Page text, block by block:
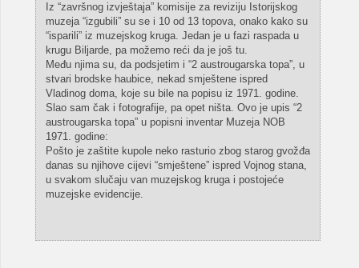
Iz “završnog izvještaja” komisije za reviziju Istorijskog
muzeja “izgubili” su se i 10 od 13 topova, onako kako su
“isparili” iz muzejskog kruga. Jedan je u fazi raspada u
krugu Biljarde, pa možemo reći da je još tu.
Među njima su, da podsjetim i “2 austrougarska topa”, u
stvari brodske haubice, nekad smještene ispred
Vladinog doma, koje su bile na popisu iz 1971. godine.
Slao sam čak i fotografije, pa opet ništa. Ovo je upis “2
austrougarska topa” u popisni inventar Muzeja NOB
1971. godine:
Pošto je zaštite kupole neko rasturio zbog starog gvožđa
danas su njihove cijevi “smještene” ispred Vojnog stana,
u svakom slučaju van muzejskog kruga i postojeće
muzejske evidencije.